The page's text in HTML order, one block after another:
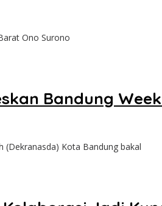
Ono Surono
Bandung
(Dekranasda) Kota Bandung bakal